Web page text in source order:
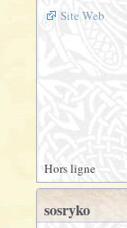
Site Web
Hors ligne
sosryko